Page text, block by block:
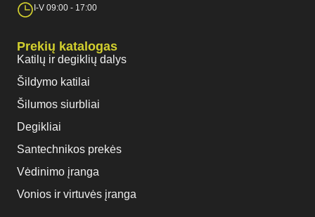
I-V 09:00 - 17:00
Prekių katalogas
Katilų ir degiklių dalys
Šildymo katilai
Šilumos siurbliai
Degikliai
Santechnikos prekės
Vėdinimo įranga
Vonios ir virtuvės įranga